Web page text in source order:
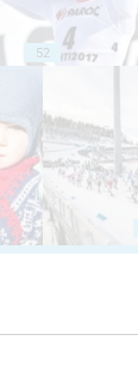
52